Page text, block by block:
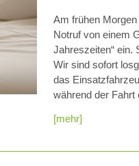
Am frühen
Notruf von einem
Jahreszeiten“ ein.
Wir sind sofort
das
während der
[mehr]